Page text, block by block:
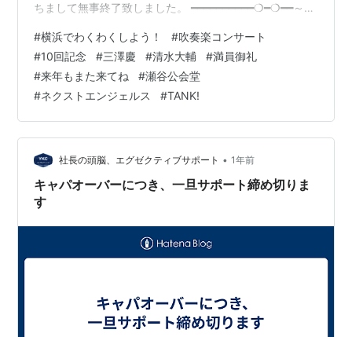
ちまして無事終了致しました。 ━━━━━━━━━━❍━❍━━～今
（トランペット奏者・作曲家・指揮）特別ゲスト＝清水
大輔（作曲家）主催＝横浜でわくわくしよう！プロジェ
クト(略称YwS) ‧˚₊꒷꒦︶︶︶︶︶꒷꒦︶︶︶︶︶꒦꒷‧₊˚⊹ ⚓第
１部♪ 横浜わくわくオーバーチュア！！ －10回記念委嘱
作品－（Kei MisaWAKU…
#横浜でわくわくしよう！ #吹奏楽コンサート
#10回記念 #三澤慶 #清水大輔 #満員御礼
#来年もまた来てね #瀬谷公会堂
#ネクストエンジェルス #TANK!
社長の頭脳、エグゼクティブサポート • 1年前
キャパオーバーにつき、一旦サポート締め切りま
す